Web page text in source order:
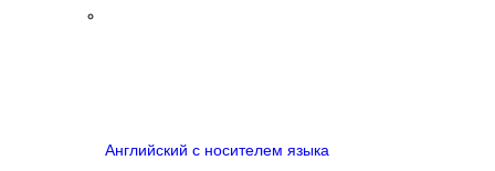
Английский с носителем языка